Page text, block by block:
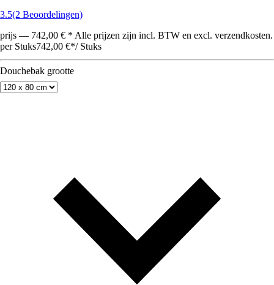
3.5(2 Beoordelingen)
prijs — 742,00 € * Alle prijzen zijn incl. BTW en excl. verzendkosten.
per Stuks742,00 €*/ Stuks
Douchebak grootte